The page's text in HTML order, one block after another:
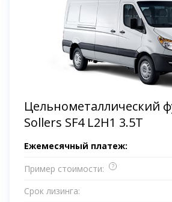
Цельнометаллический
Sollers SF4 L2H1 3.5T
Ежемесячный платеж:
Пример стоимости:
?
Срок лизинга: